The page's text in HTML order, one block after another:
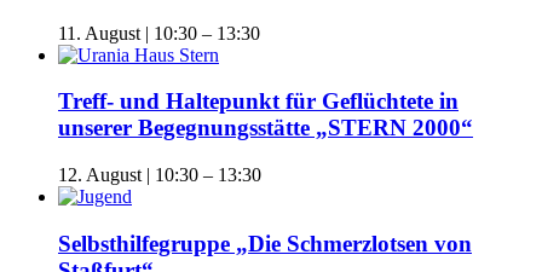
11. August | 10:30 – 13:30
Treff- und Haltepunkt für Geflüchtete in
unserer Begegnungsstätte „STERN 2000“
12. August | 10:30 – 13:30
Selbsthilfegruppe „Die Schmerzlotsen von